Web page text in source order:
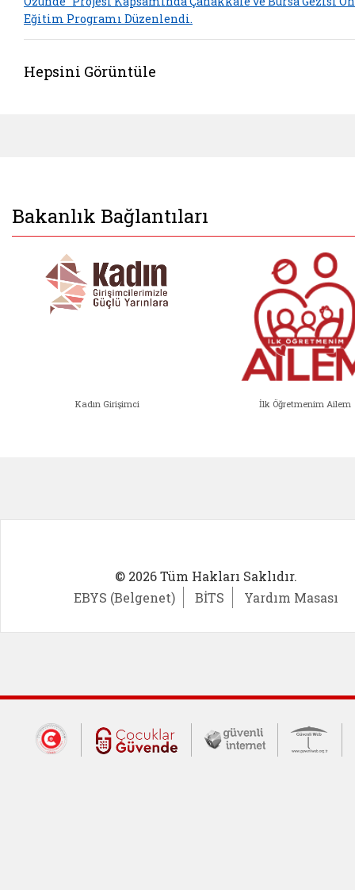
Eğitim Programı Düzenlendi.
Hepsini Görüntüle
Bakanlık Bağlantıları
Kadın Girişimci İlk Öğretmenim Ailem
© 2026 Tüm Hakları Saklıdır.
EBYS (Belgenet)
BİTS Yardım Masası
Dış Bağlantılar
Cumhurbaşkanlığı İletişim Merkezi
Çocuklar Güvende (yeni
Güvenli